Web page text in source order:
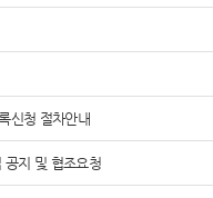
신청 절차안내
공지 및 협조요청